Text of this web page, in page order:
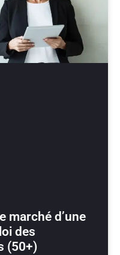
marché d’une
des
(50+)